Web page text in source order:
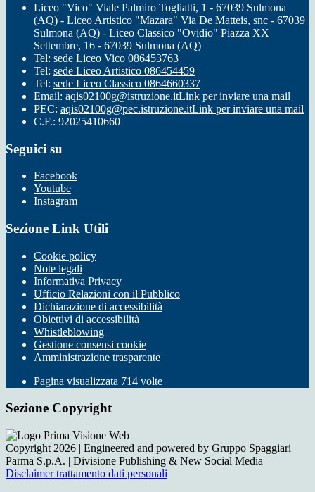
Liceo "Vico" Viale Palmiro Togliatti, 1 - 67039 Sulmona
(AQ) - Liceo Artistico "Mazara" Via De Matteis, snc - 67039
Sulmona (AQ) - Liceo Classico "Ovidio" Piazza XX
Settembre, 16 - 67039 Sulmona (AQ)
Tel: sede Liceo Vico 086453763
Tel: sede Liceo Artistico 086454459
Tel: sede Liceo Classico 0864660337
Email: aqis02100g@istruzione.itLink per inviare una mail
PEC: aqis02100g@pec.istruzione.itLink per inviare una mail
C.F.: 92025410660
Seguici su
Facebook
Youtube
Instagram
Sezione Link Utili
Cookie policy
Note legali
Informativa Privacy
Ufficio Relazioni con il Pubblico
Dichiarazione di accessibilità
Obiettivi di accessibilità
Whistleblowing
Gestione consensi cookie
Amministrazione trasparente
Pagina visualizzata 714 volte
Sezione Copyright
Copyright 2026 | Engineered and powered by Gruppo Spaggiari
Parma S.p.A. | Divisione Publishing & New Social Media
Disclaimer trattamento dati personali